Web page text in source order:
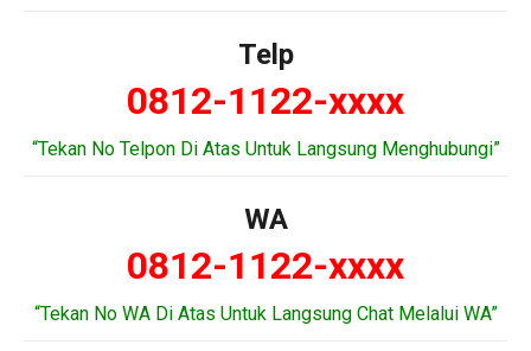
Telp
0812-1122-xxxx
“Tekan No Telpon Di Atas Untuk Langsung Menghubungi”
WA
0812-1122-xxxx
“Tekan No WA Di Atas Untuk Langsung Chat Melalui WA”